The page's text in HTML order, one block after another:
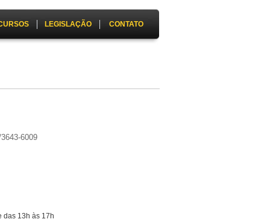
LEGISLAÇÃO CONTATO
6009
das 13h às 17h